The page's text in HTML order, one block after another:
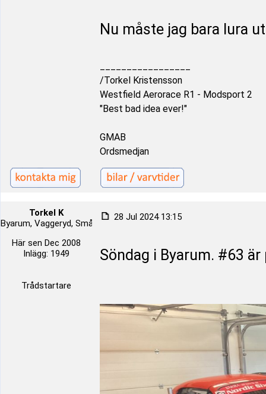
Nu måste jag bara lura
/Torkel Kristensson
Westfield Aerorace R1 - Modsport 2
"Best bad idea ever!"
GMAB
Ordsmedjan
Torkel K
Byarum, Vaggeryd, Småland, Sverige
Här sen Dec 2008
Inlägg: 1949
Trådstartare
28 Jul 2024 13:15
Söndag i Byarum. #63